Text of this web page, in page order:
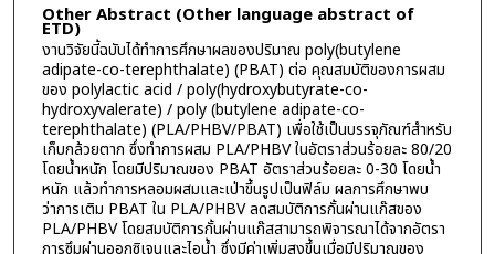
Other Abstract (Other language abstract of
ETD)
งานวิจัยนี้ฉบับได้ทำการศึกษาผลของปริมาณ poly(butylene
adipate-co-terephthalate) (PBAT) ต่อ คุณสมบัติของการผสม
ของ polylactic acid / poly(hydroxybutyrate-co-
hydroxyvalerate) / poly (butylene adipate-co-
terephthalate) (PLA/PHBV/PBAT) เพื่อใช้เป็นบรรจุภัณฑ์สำหรับ
เก็บกล้วยตาก ซึ่งทำการผสม PLA/PHBV ในอัตราส่วนร้อยละ 80/20
โดยน้ำหนัก โดยมีปริมาณของ PBAT อัตราส่วนร้อยละ 0-30 โดยน้ำ
หนัก แล้วทำการหลอมผสมและเป่าขึ้นรูปเป็นฟิล์ม ผลการศึกษาพบ
ว่าการเติม PBAT ใน PLA/PHBV ลดสมบัติการกั้นผ่านแก๊สของ
PLA/PHBV โดยสมบัติการกั้นผ่านแก๊สสามารถพิจารณาได้จากอัตรา
การซึมผ่านออกซิเจนและไอน้ำ ซึ่งมีค่าเพิ่มสูงขึ้นเมื่อมีปริมาณของ